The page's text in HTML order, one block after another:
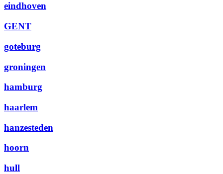
eindhoven
GENT
goteburg
groningen
hamburg
haarlem
hanzesteden
hoorn
hull